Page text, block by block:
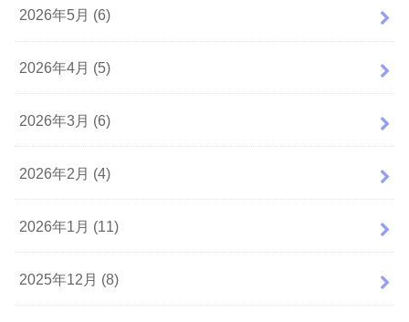
2026年5月 (6)
2026年4月 (5)
2026年3月 (6)
2026年2月 (4)
2026年1月 (11)
2025年12月 (8)